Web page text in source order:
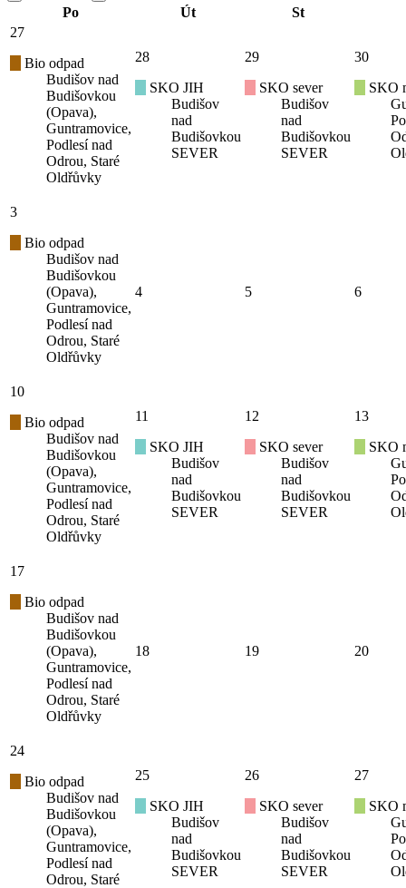
Po
Út
St
27
Bio odpad
Budišov nad
Budišovkou
(Opava),
Guntramovice,
Podlesí nad
Odrou, Staré
Oldřůvky
28
SKO JIH
Budišov
nad
Budišovkou
SEVER
29
SKO sever
Budišov
nad
Budišovkou
SEVER
30
SKO
3
Bio odpad
Budišov nad
Budišovkou
(Opava),
Guntramovice,
Podlesí nad
Odrou, Staré
Oldřůvky
4 5 6
10
Bio odpad
Budišov nad
Budišovkou
(Opava),
Guntramovice,
Podlesí nad
Odrou, Staré
Oldřůvky
11
SKO JIH
Budišov
nad
Budišovkou
SEVER
12
SKO sever
Budišov
nad
Budišovkou
SEVER
13
SKO
17
Bio odpad
Budišov nad
Budišovkou
(Opava),
Guntramovice,
Podlesí nad
Odrou, Staré
Oldřůvky
18 19 20
24
Bio odpad
Budišov nad
Budišovkou
(Opava),
Guntramovice,
Podlesí nad
Odrou, Staré
25
SKO JIH
Budišov
nad
Budišovkou
SEVER
26
SKO sever
Budišov
nad
Budišovkou
SEVER
27
SKO